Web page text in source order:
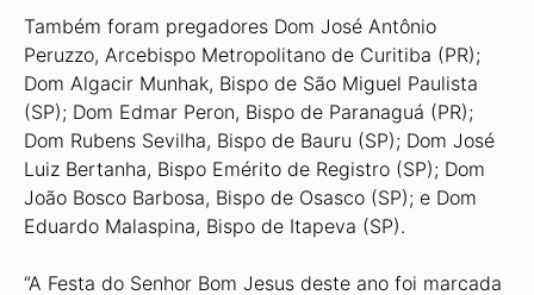
Também foram pregadores Dom José Antônio
Peruzzo, Arcebispo Metropolitano de Curitiba (PR);
Dom Algacir Munhak, Bispo de São Miguel Paulista
(SP); Dom Edmar Peron, Bispo de Paranaguá (PR);
Dom Rubens Sevilha, Bispo de Bauru (SP); Dom José
Luiz Bertanha, Bispo Emérito de Registro (SP); Dom
João Bosco Barbosa, Bispo de Osasco (SP); e Dom
Eduardo Malaspina, Bispo de Itapeva (SP).
“A Festa do Senhor Bom Jesus deste ano foi marcada